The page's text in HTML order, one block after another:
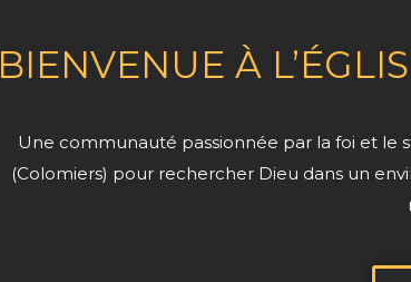
BIENVENUE À
Une communauté passionnée par la foi et le
(Colomiers) pour rechercher Dieu dans un